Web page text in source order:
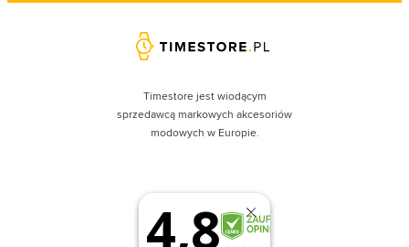
Timestore jest wiodącym
sprzedawcą markowych akcesoriów
modowych w Europie.